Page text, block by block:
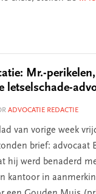
Mr.-
letselschade-
ADVOCATIE REDACTIE
van vorige week
brief: advocaat
hij werd benaderd
kantoor in